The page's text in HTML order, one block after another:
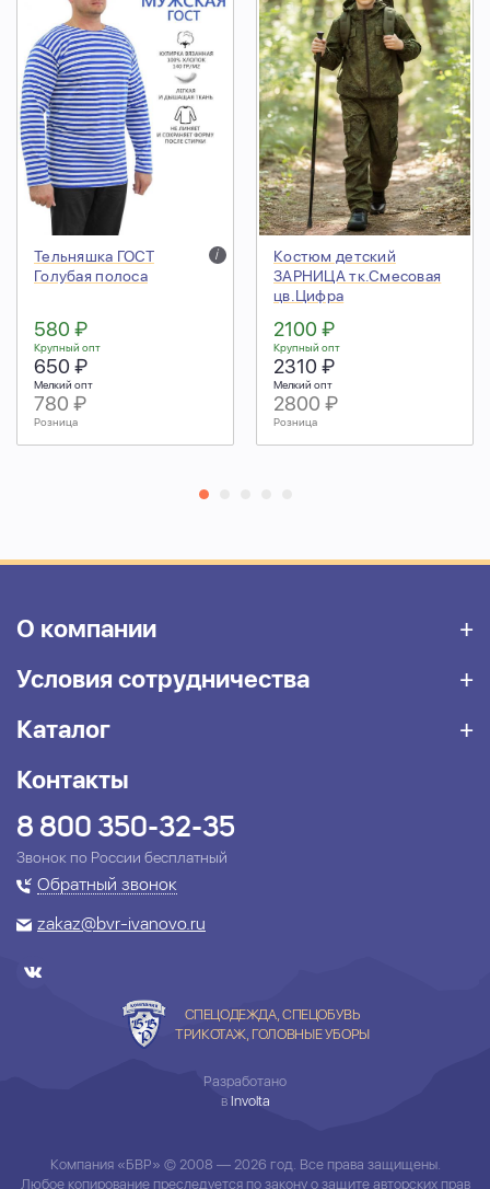
Тельняшка ГОСТ
Голубая полоса
i
580 ₽
Крупный опт
650 ₽
Мелкий опт
780 ₽
Розница
Костюм детский
ЗАРНИЦА тк.Смесовая
цв.Цифра
2100 ₽
Крупный опт
2310 ₽
Мелкий опт
2800 ₽
Розница
О компании
Условия сотрудничества
Каталог
Контакты
8 800 350-32-35
Звонок по России бесплатный
Обратный звонок
zakaz@bvr-ivanovo.ru
СПЕЦОДЕЖДА, СПЕЦОБУВЬ
ТРИКОТАЖ, ГОЛОВНЫЕ УБОРЫ
Разработано
в Involta
Компания «БВР» © 2008 — 2026 год. Все права защищены.
Любое копирование преследуется по закону о защите авторских прав